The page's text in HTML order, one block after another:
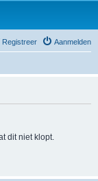
Aanmelden
Registreer
dit niet klopt.